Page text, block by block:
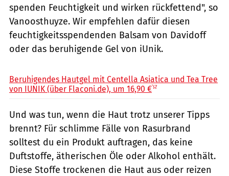
spenden Feuchtigkeit und wirken rückfettend", so
Vanoosthuyze. Wir empfehlen dafür diesen
feuchtigkeitsspendenden Balsam von Davidoff
oder das beruhigende Gel von iUnik.
Beruhigendes Hautgel mit Centella Asiatica und Tea Tree
von IUNIK (über Flaconi.de), um 16,90 €
Und was tun, wenn die Haut trotz unserer Tipps
brennt? Für schlimme Fälle von Rasurbrand
solltest du ein Produkt auftragen, das keine
Duftstoffe, ätherischen Öle oder Alkohol enthält.
Diese Stoffe trockenen die Haut aus oder reizen